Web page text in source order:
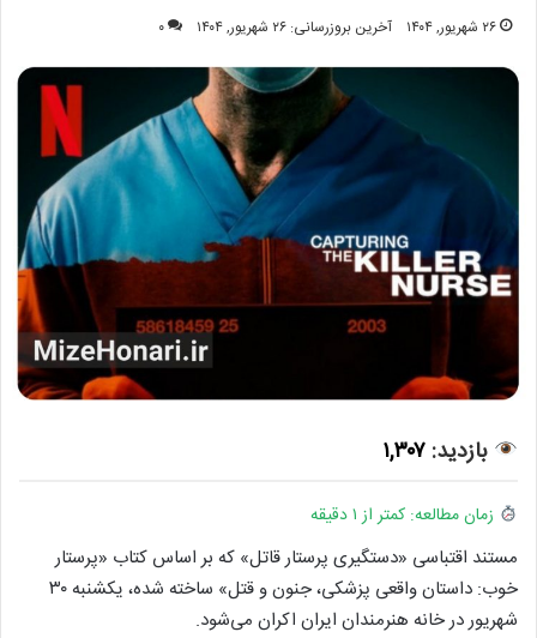
۲۶ شهریور, ۱۴۰۴ آخرین بروزرسانی: ۲۶ شهریور, ۱۴۰۴ ۰
بازدید:۱,۳۰۷
زمان مطالعه: کمتر از ۱ دقیقه
مستند اقتباسی «دستگیری پرستار قاتل» که بر اساس کتاب «پرستار
خوب: داستان واقعی پزشکی، جنون و قتل» ساخته شده، یکشنبه ۳۰
شهریور در خانه هنرمندان ایران اکران می‌شود.